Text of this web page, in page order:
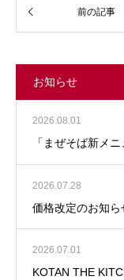
お知らせ
2026.08.01
「まぜそば新メ
2026.07.28
価格改定のお知ら
2026.07.01
KOTAN THE